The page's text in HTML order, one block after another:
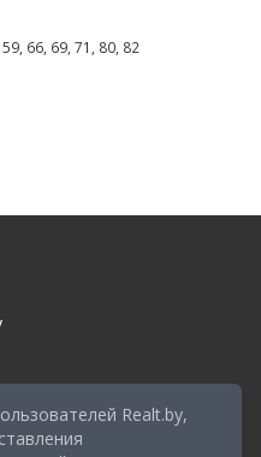
Realt.by,
66, 69, 71, 80, 82